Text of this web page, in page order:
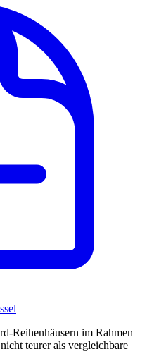
Reihenhäusern im Rahmen
teurer als vergleichbare